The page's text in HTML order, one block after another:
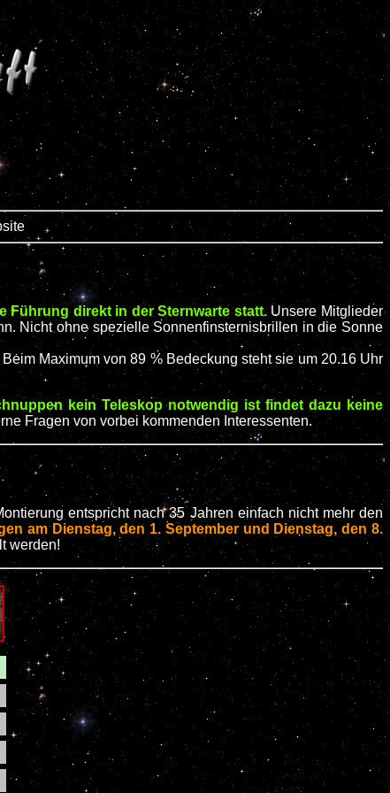
Führung direkt in der Sternwarte statt.Unsere Mitglieder
Nicht ohne spezielle Sonnenfinsternisbrillen in die Sonne
Maximum von 89 % Bedeckung steht sie um 20.16 Uhr
kein Teleskop notwendig ist findet dazu keine
Fragen von vorbei kommenden Interessenten.
entspricht nach 35 Jahren einfach nicht mehr den
am Dienstag, den 1. September und Dienstag, den 8.
werden!